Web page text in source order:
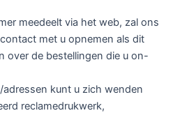
meedeelt via het web, zal ons
met u opnemen als dit
over de bestellingen die u on-
kunt u zich wenden
reclamedrukwerk,